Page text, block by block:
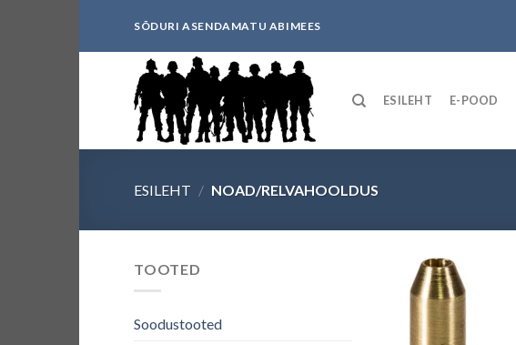
content
SÕDURI ASENDAMATU ABIMEES
ESILEHT E-POOD
ESILEHT / NOAD/RELVAHOOLDUS
TOOTED
Soodustooted